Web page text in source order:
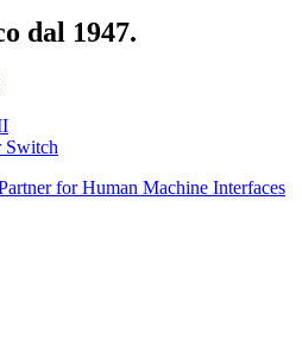
dal 1947.
Switch